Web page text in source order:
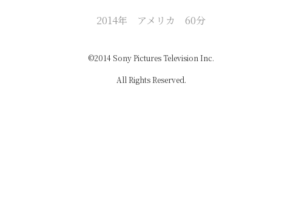
2014年 アメリカ 60分
©2014 Sony Pictures Television Inc.
All Rights Reserved.